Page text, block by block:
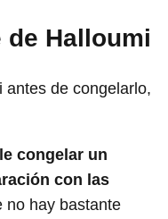
de Halloumi
antes de congelarlo,
congelar un
con las
no hay bastante